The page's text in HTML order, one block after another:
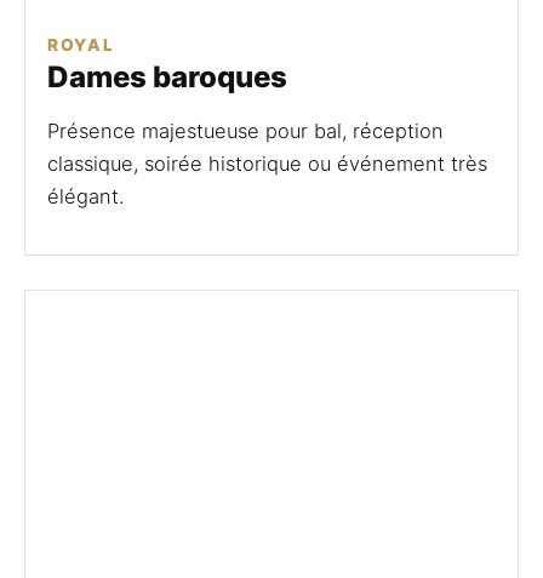
ROYAL
Dames baroques
Présence majestueuse pour bal, réception
classique, soirée historique ou événement très
élégant.